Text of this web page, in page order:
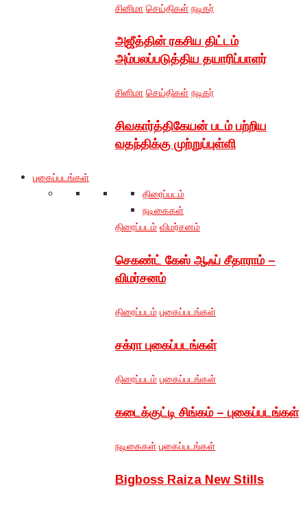
சினிமா செய்திகள் நடிகர்
அஜீத்தின் ரகசிய திட்டம்
அம்பலப்படுத்திய தயாரிப்பாளர்
சினிமா செய்திகள் நடிகர்
சிவகார்த்திகேயன் படம் பற்றிய
வதந்திக்கு முற்றுப்புள்ளி
புகைப்படங்கள்
திரைப்படம்
நடிகைகள்
திரைப்படம் விமர்சனம்
செகண்ட் கேஸ் ஆஃப் சீதாராம் –
விமர்சனம்
திரைப்படம் புகைப்படங்கள்
சக்ரா புகைப்படங்கள்
திரைப்படம் புகைப்படங்கள்
கடைக்குட்டி சிங்கம் – புகைப்படங்கள்
நடிகைகள் புகைப்படங்கள்
Bigboss Raiza New Stills